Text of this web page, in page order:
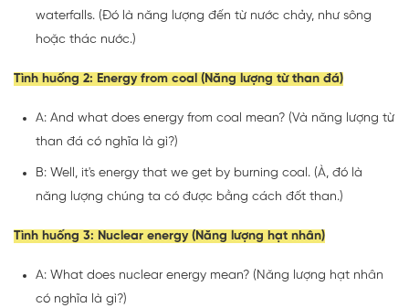
waterfalls. (Đó là năng lượng đến từ nước chảy, như sông
hoặc thác nước.)
Tình huống 2: Energy from coal (Năng lượng từ than đá)
A: And what does energy from coal mean? (Và năng lượng từ
than đá có nghĩa là gì?)
B: Well, it's energy that we get by burning coal. (À, đó là
năng lượng chúng ta có được bằng cách đốt than.)
Tình huống 3: Nuclear energy (Năng lượng hạt nhân)
A: What does nuclear energy mean? (Năng lượng hạt nhân
có nghĩa là gì?)